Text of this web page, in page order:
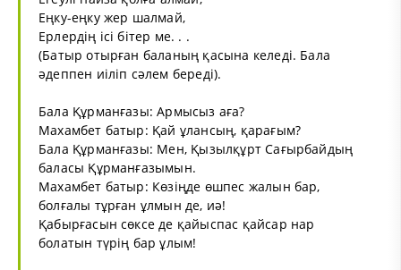
Еңку-еңку жер шалмай,
Ерлердің ісі бітер ме. . .
(Батыр отырған баланың қасына келеді. Бала
әдеппен иіліп сәлем береді).
Бала Құрманғазы: Армысыз аға?
Махамбет батыр: Қай ұлансың, қарағым?
Бала Құрманғазы: Мен, Қызылқұрт Сағырбайдың
баласы Құрманғазымын.
Махамбет батыр: Көзіңде өшпес жалын бар,
болғалы тұрған ұлмын де, иә!
Қабырғасын сөксе де қайыспас қайсар нар
болатын түрің бар ұлым!